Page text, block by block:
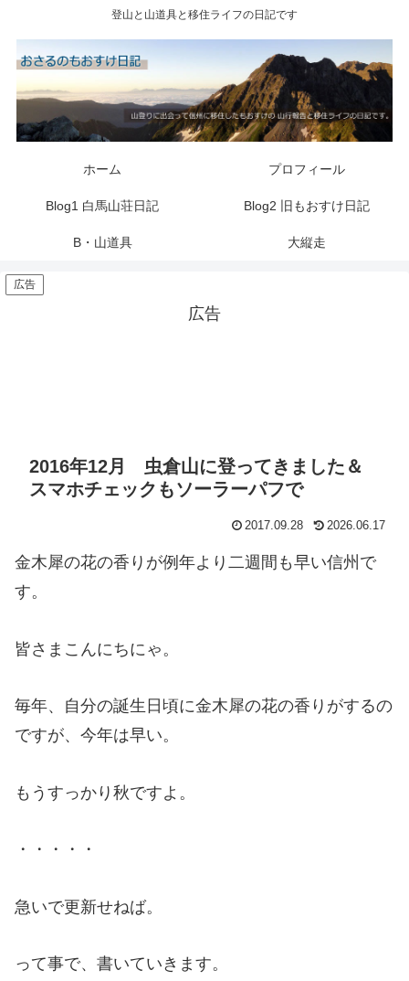
登山と山道具と移住ライフの日記です
ホーム プロフィール
Blog1 白馬山荘日記 Blog2 旧もおすけ日記
B・山道具 大縦走
広告
広告
2016年12月 虫倉山に登ってきました＆
スマホチェックもソーラーパフで
2017.09.28 2026.06.17
金木犀の花の香りが例年より二週間も早い信州で
す。
皆さまこんにちにゃ。
毎年、自分の誕生日頃に金木犀の花の香りがするの
ですが、今年は早い。
もうすっかり秋ですよ。
・・・・・
急いで更新せねば。
って事で、書いていきます。